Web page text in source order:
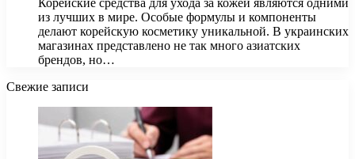
из лучших в мире. Особые формулы и компоненты
делают корейскую косметику уникальной. В украинских
магазинах представлено не так много азиатских
брендов, но…
Свежие записи